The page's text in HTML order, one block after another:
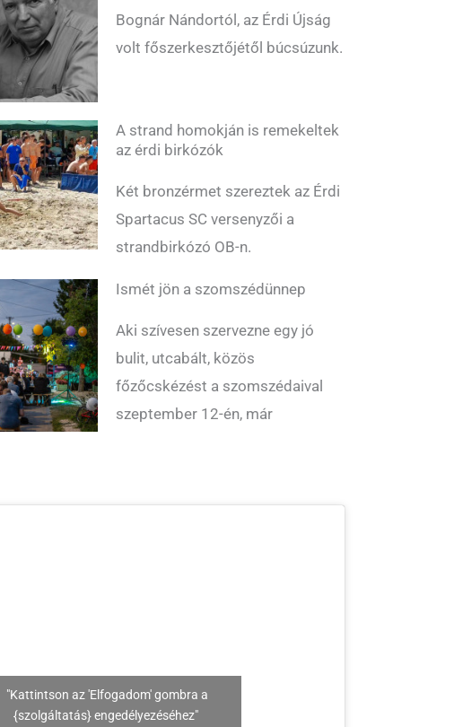
Bognár Nándortól, az Érdi Újság
volt főszerkesztőjétől búcsúzunk.
A strand homokján is remekeltek
az érdi birkózók
Két bronzérmet szereztek az Érdi
Spartacus SC versenyzői a
strandbirkózó OB-n.
Ismét jön a szomszédünnep
Aki szívesen szervezne egy jó
bulit, utcabált, közös
főzőcskézést a szomszédaival
szeptember 12-én, már
"Kattintson az 'Elfogadom' gombra a
{szolgáltatás} engedélyezéséhez"